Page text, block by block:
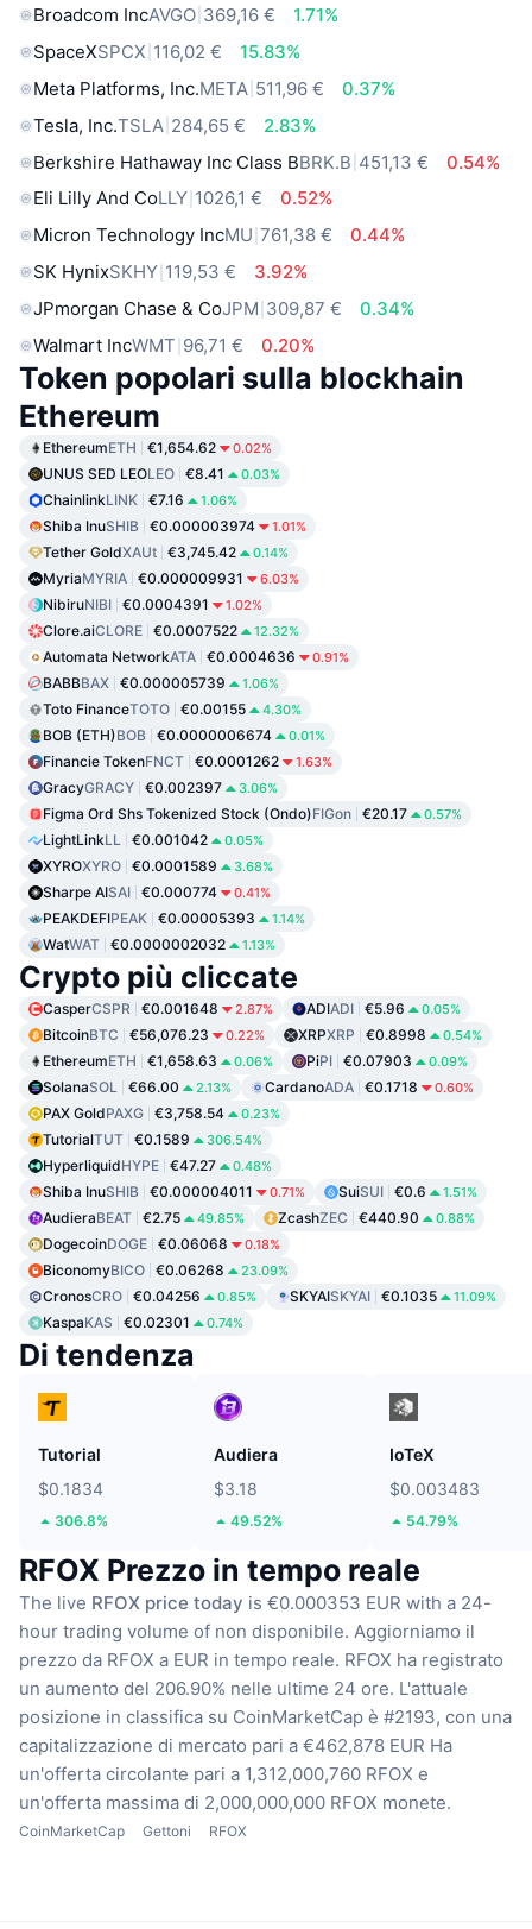
Broadcom IncAVGO 369,16 €
1.71%
SpaceXSPCX 116,02 €
15.83%
Meta Platforms, Inc.META 511,96 €
0.37%
Tesla, Inc.TSLA 284,65 €
2.83%
Berkshire Hathaway Inc Class BBRK.B 451,13 €
0.54%
Eli Lilly And CoLLY 1026,1 €
0.52%
Micron Technology IncMU 761,38 €
0.44%
SK HynixSKHY 119,53 €
3.92%
JPmorgan Chase & CoJPM 309,87 €
0.34%
Walmart IncWMT 96,71 € 0.20%
Token popolari sulla blockhain
Ethereum
EthereumETH €1,654.62 0.02%
UNUS SED LEOLEO €8.41 0.03%
ChainlinkLINK €7.16 1.06%
Shiba InuSHIB €0.000003974 1.01%
Tether GoldXAUt €3,745.42 0.14%
MyriaMYRIA €0.000009931 6.03%
NibiruNIBI €0.0004391 1.02%
Clore.aiCLORE €0.0007522 12.32%
Automata NetworkATA €0.0004636 0.91%
BABBBAX €0.000005739 1.06%
Toto FinanceTOTO €0.00155 4.30%
BOB (ETH)BOB €0.0000006674 0.01%
Financie TokenFNCT €0.0001262 1.63%
GracyGRACY €0.002397 3.06%
Figma Ord Shs Tokenized Stock (Ondo)FIGon €20.17 0.57%
LightLinkLL €0.001042 0.05%
XYROXYRO €0.0001589 3.68%
Sharpe AISAI €0.000774 0.41%
PEAKDEFIPEAK €0.00005393 1.14%
WatWAT €0.0000002032 1.13%
Crypto più cliccate
CasperCSPR €0.001648 2.87% ADIADI €5.96 0.05%
BitcoinBTC €56,076.23 0.22% XRPXRP €0.8998 0.54%
EthereumETH €1,658.63 0.06% PiPI €0.07903 0.09%
SolanaSOL €66.00 2.13% CardanoADA €0.1718 0.60%
PAX GoldPAXG €3,758.54 0.23%
TutorialTUT €0.1589 306.54%
HyperliquidHYPE €47.27 0.48%
Shiba InuSHIB €0.000004011 0.71% SuiSUI €0.6 1.51%
AudieraBEAT €2.75 49.85% ZcashZEC €440.90 0.88%
DogecoinDOGE €0.06068 0.18%
BiconomyBICO €0.06268 23.09%
CronosCRO €0.04256 0.85% SKYAISKYAI €0.1035 11.09%
KaspaKAS €0.02301 0.74%
Di tendenza
Tutorial
$0.1834
306.8%
Audiera
$3.18
49.52%
IoTeX
$0.003483
54.79%
RFOX Prezzo in tempo reale
The live RFOX price today is €0.000353 EUR with a 24-
hour trading volume of non disponibile. Aggiorniamo il
prezzo da RFOX a EUR in tempo reale. RFOX ha registrato
un aumento del 206.90% nelle ultime 24 ore. L'attuale
posizione in classifica su CoinMarketCap è #2193, con una
capitalizzazione di mercato pari a €462,878 EUR Ha
un'offerta circolante pari a 1,312,000,760 RFOX e
un'offerta massima di 2,000,000,000 RFOX monete.
CoinMarketCap Gettoni RFOX